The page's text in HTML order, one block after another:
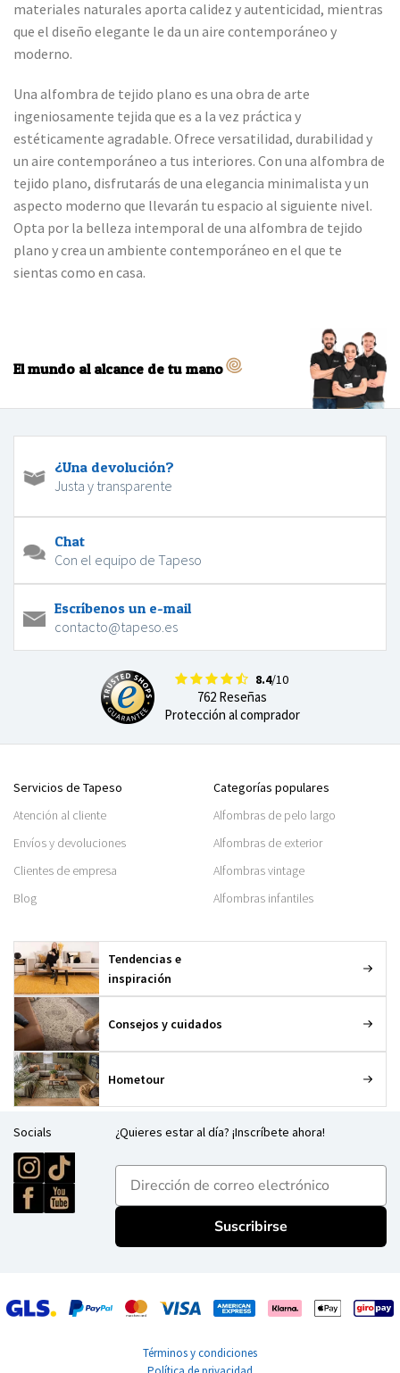
materiales naturales aporta calidez y autenticidad, mientras
que el diseño elegante le da un aire contemporáneo y
moderno.
Una alfombra de tejido plano es una obra de arte
ingeniosamente tejida que es a la vez práctica y
estéticamente agradable. Ofrece versatilidad, durabilidad y
un aire contemporáneo a tus interiores. Con una alfombra de
tejido plano, disfrutarás de una elegancia minimalista y un
aspecto moderno que llevarán tu espacio al siguiente nivel.
Opta por la belleza intemporal de una alfombra de tejido
plano y crea un ambiente contemporáneo en el que te
sientas como en casa.
El mundo al alcance de tu mano
¿Una devolución?
Justa y transparente
Chat
Con el equipo de Tapeso
Escríbenos un e-mail
contacto@tapeso.es
8.4/10
762 Reseñas
Protección al comprador
Servicios de Tapeso
Atención al cliente
Envíos y devoluciones
Clientes de empresa
Blog
Categorías populares
Alfombras de pelo largo
Alfombras de exterior
Alfombras vintage
Alfombras infantiles
Tendencias e
inspiración
Consejos y cuidados
Hometour
Socials ¿Quieres estar al día? ¡Inscríbete ahora!
E-mailadres
Suscribirse
Términos y condiciones